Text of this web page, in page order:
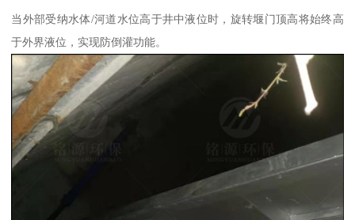
当外部受纳水体/河道水位高于井中液位时，旋转堰门顶高将始终高
于外界液位，实现防倒灌功能。